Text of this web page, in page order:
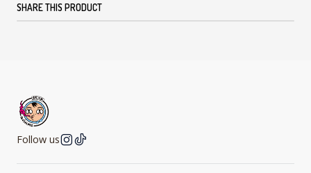
SHARE THIS PRODUCT
Follow us